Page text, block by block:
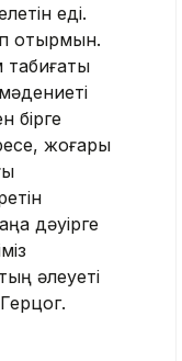
еді.
отырмын.
табиғаты
бірге
жоғары
дәуірге
әлеуеті